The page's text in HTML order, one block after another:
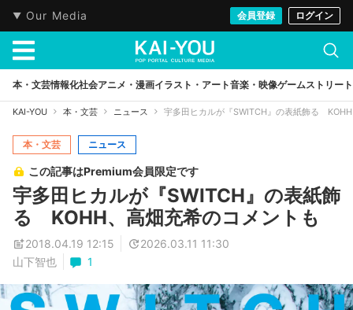
Our Media 会員登録 ログイン
本・文芸情報化社会アニメ・漫画イラスト・アート音楽・映像ゲームストリート
KAI-YOU 本・文芸 ニュース 宇多田ヒカルが『SWITCH』の表紙飾る
本・文芸 ニュース
この記事はPremium会員限定です
宇多田ヒカルが『SWITCH』の表紙飾
る KOHH、高畑充希のコメントも
2018.04.19 12:15
2026.03.11 11:30
山下智也
1